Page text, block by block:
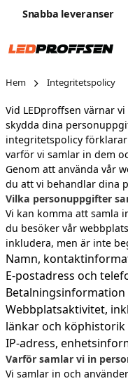
Snabba leveranser
Hem Integritetspolicy
Vid LEDproffsen värnar
skydda dina
integritetspolicy
varför vi samlar in dem
Genom att använda vår
du att vi behandlar dina
Vilka personuppgifter
Vi kan komma att samla
du besöker vår
inkludera, men är inte
Namn,
E-postadress och
Webbplatsaktivitet,
länkar och köphistorik
IP-adress,
Varför samlar vi in
Vi samlar in och